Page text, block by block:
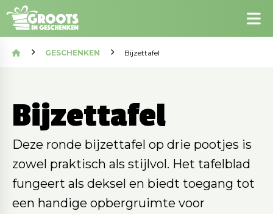
GESCHENKEN Bijzettafel
Bijzettafel
Deze ronde bijzettafel op drie pootjes is
zowel praktisch als stijlvol. Het tafelblad
fungeert als deksel en biedt toegang tot
een handige opbergruimte voor